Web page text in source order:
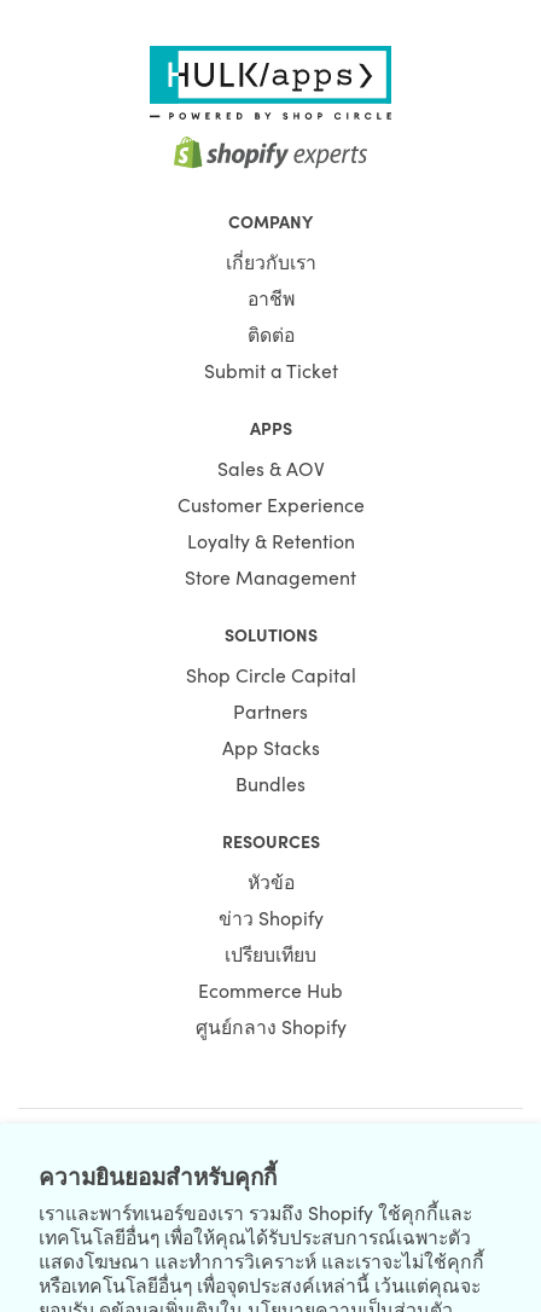
ความยินยอมสำหรับคุกกี้
เราและพาร์ทเนอร์ของเรา รวมถึง Shopify ใช้คุกกี้และ
เทคโนโลยีอื่นๆ เพื่อให้คุณได้รับประสบการณ์เฉพาะตัว
แสดงโฆษณา และทำการวิเคราะห์ และเราจะไม่ใช้คุกกี้
หรือเทคโนโลยีอื่นๆ เพื่อจุดประสงค์เหล่านี้ เว้นแต่คุณจะ
COMPANY
เกี่ยวกับเรา
อาชีพ
ติดต่อ
Submit a Ticket
APPS
Sales & AOV
Customer Experience
Loyalty & Retention
Store Management
SOLUTIONS
Shop Circle Capital
Partners
App Stacks
Bundles
RESOURCES
หัวข้อ
ข่าว Shopify
เปรียบเทียบ
Ecommerce Hub
ศูนย์กลาง Shopify